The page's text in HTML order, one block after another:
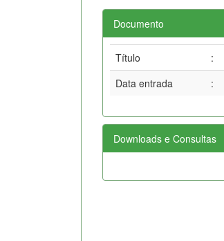
Documento
Título :
Data entrada
:
Downloads e Consultas